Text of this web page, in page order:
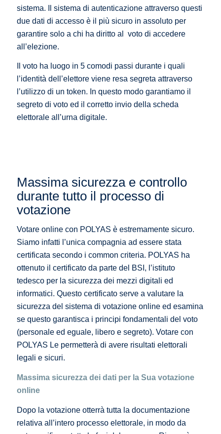
sistema. Il sistema di autenticazione attraverso questi
due dati di accesso è il più sicuro in assoluto per
garantire solo a chi ha diritto al voto di accedere
all’elezione.
Il voto ha luogo in 5 comodi passi durante i quali
l’identità dell’elettore viene resa segreta attraverso
l’utilizzo di un token. In questo modo garantiamo il
segreto di voto ed il corretto invio della scheda
elettorale all’urna digitale.
Massima sicurezza e controllo
durante tutto il processo di
votazione
Votare online con POLYAS è estremamente sicuro.
Siamo infatti l’unica compagnia ad essere stata
certificata secondo i common criteria. POLYAS ha
ottenuto il certificato da parte del BSI, l’istituto
tedesco per la sicurezza dei mezzi digitali ed
informatici. Questo certificato serve a valutare la
sicurezza del sistema di votazione online ed esamina
se questo garantisca i principi fondamentali del voto
(personale ed eguale, libero e segreto). Votare con
POLYAS Le permetterà di avere risultati elettorali
legali e sicuri.
Massima sicurezza dei dati per la Sua votazione
online
Dopo la votazione otterrà tutta la documentazione
relativa all’intero processo elettorale, in modo da